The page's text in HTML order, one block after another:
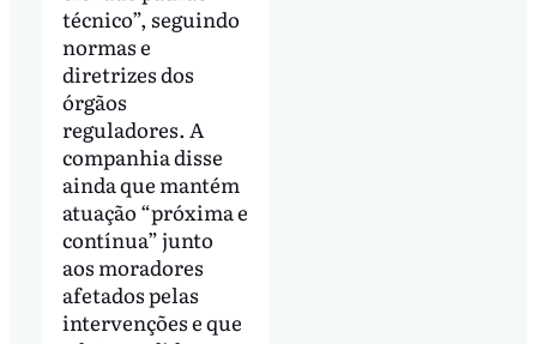
técnico”, seguindo
normas e
diretrizes dos
órgãos
reguladores. A
companhia disse
ainda que mantém
atuação “próxima e
contínua” junto
aos moradores
afetados pelas
intervenções e que